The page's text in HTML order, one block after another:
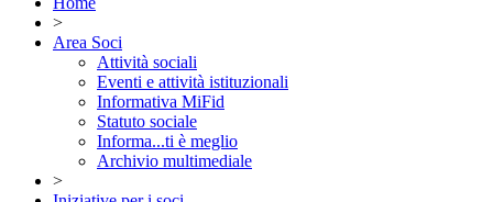
>
Area Soci
Attività sociali
Eventi e attività istituzionali
Informativa MiFid
Statuto sociale
Informa...ti è meglio
Archivio multimediale
>